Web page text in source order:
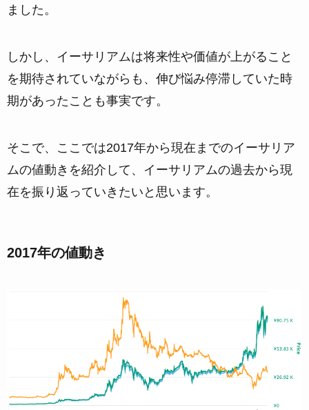
ました。
しかし、イーサリアムは将来性や価値が上がること
を期待されていながらも、伸び悩み停滞していた時
期があったことも事実です。
そこで、ここでは2017年から現在までのイーサリア
ムの値動きを紹介して、イーサリアムの過去から現
在を振り返っていきたいと思います。
2017年の値動き